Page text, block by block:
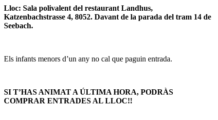
Lloc: Sala polivalent del restaurant Landhus,
Katzenbachstrasse 4, 8052. Davant de la parada del tram 14 de
Seebach.
Els infants menors d’un any no cal que paguin entrada.
SI T’HAS ANIMAT A ÚLTIMA HORA, PODRÀS
COMPRAR ENTRADES AL LLOC!!